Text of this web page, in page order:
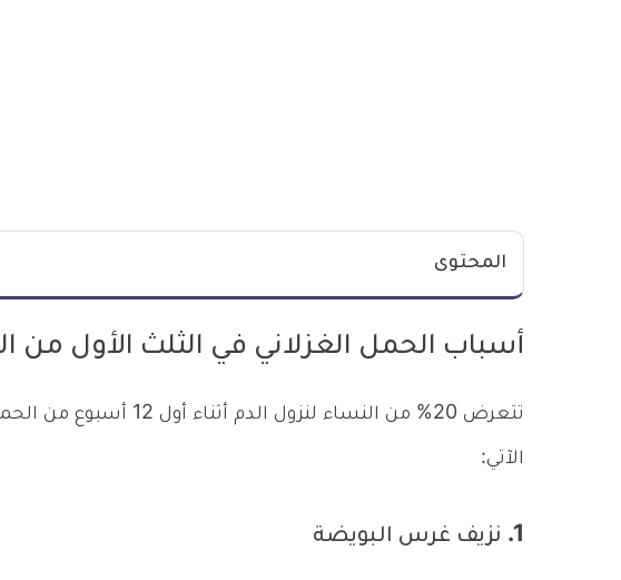
المحتوى
أسباب الحمل الغزلاني في الثلث الأول من
تتعرض 20% من النساء
الآتي:
1. نزيف غرس البويضة